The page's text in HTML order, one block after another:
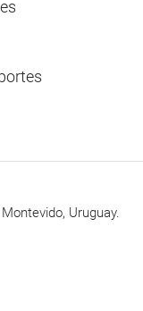
Uruguay.